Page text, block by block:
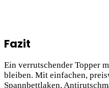
Fazit
Ein verrutschender Topper
bleiben. Mit einfachen,
Spannbettlaken,